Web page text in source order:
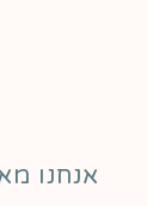
אנחנו